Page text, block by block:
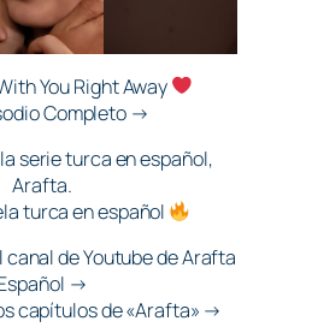
You Right Away
Completo →
serie turca en español,
Arafta.
turca en español
de Youtube de Arafta
→
capítulos de «Arafta» →